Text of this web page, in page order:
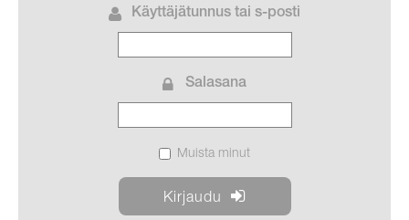
Käyttäjätunnus tai s-posti
Salasana
Muista minut